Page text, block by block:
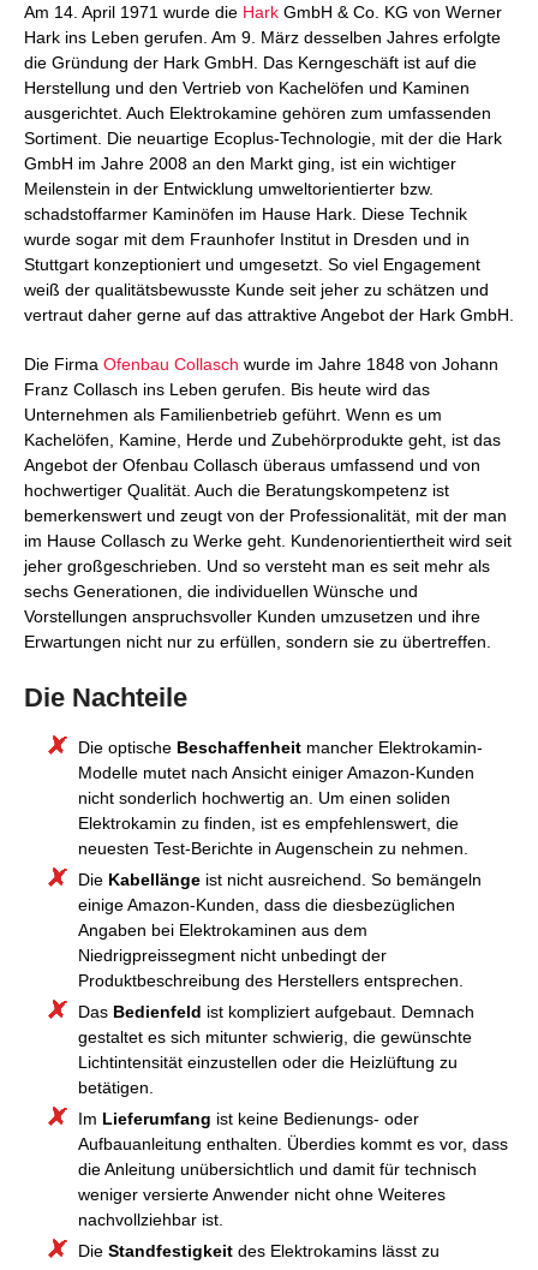
Am 14. April 1971 wurde die Hark GmbH & Co. KG von Werner
Hark ins Leben gerufen. Am 9. März desselben Jahres erfolgte
die Gründung der Hark GmbH. Das Kerngeschäft ist auf die
Herstellung und den Vertrieb von Kachelöfen und Kaminen
ausgerichtet. Auch Elektrokamine gehören zum umfassenden
Sortiment. Die neuartige Ecoplus-Technologie, mit der die Hark
GmbH im Jahre 2008 an den Markt ging, ist ein wichtiger
Meilenstein in der Entwicklung umweltorientierter bzw.
schadstoffarmer Kaminöfen im Hause Hark. Diese Technik
wurde sogar mit dem Fraunhofer Institut in Dresden und in
Stuttgart konzeptioniert und umgesetzt. So viel Engagement
weiß der qualitätsbewusste Kunde seit jeher zu schätzen und
vertraut daher gerne auf das attraktive Angebot der Hark GmbH.
Die Firma Ofenbau Collasch wurde im Jahre 1848 von Johann
Franz Collasch ins Leben gerufen. Bis heute wird das
Unternehmen als Familienbetrieb geführt. Wenn es um
Kachelöfen, Kamine, Herde und Zubehörprodukte geht, ist das
Angebot der Ofenbau Collasch überaus umfassend und von
hochwertiger Qualität. Auch die Beratungskompetenz ist
bemerkenswert und zeugt von der Professionalität, mit der man
im Hause Collasch zu Werke geht. Kundenorientiertheit wird seit
jeher großgeschrieben. Und so versteht man es seit mehr als
sechs Generationen, die individuellen Wünsche und
Vorstellungen anspruchsvoller Kunden umzusetzen und ihre
Erwartungen nicht nur zu erfüllen, sondern sie zu übertreffen.
Die Nachteile
Die optische Beschaffenheit mancher Elektrokamin-
Modelle mutet nach Ansicht einiger Amazon-Kunden
nicht sonderlich hochwertig an. Um einen soliden
Elektrokamin zu finden, ist es empfehlenswert, die
neuesten Test-Berichte in Augenschein zu nehmen.
Die Kabellänge ist nicht ausreichend. So bemängeln
einige Amazon-Kunden, dass die diesbezüglichen
Angaben bei Elektrokaminen aus dem
Niedrigpreissegment nicht unbedingt der
Produktbeschreibung des Herstellers entsprechen.
Das Bedienfeld ist kompliziert aufgebaut. Demnach
gestaltet es sich mitunter schwierig, die gewünschte
Lichtintensität einzustellen oder die Heizlüftung zu
betätigen.
Im Lieferumfang ist keine Bedienungs- oder
Aufbauanleitung enthalten. Überdies kommt es vor, dass
die Anleitung unübersichtlich und damit für technisch
weniger versierte Anwender nicht ohne Weiteres
nachvollziehbar ist.
Die Standfestigkeit des Elektrokamins lässt zu